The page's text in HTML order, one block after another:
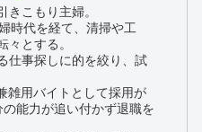
こもり主婦。
時代を経て、清掃や工
とする。
仕事探しに的を絞り、試
雑用バイトとして採用が
能力が追い付かず退職を